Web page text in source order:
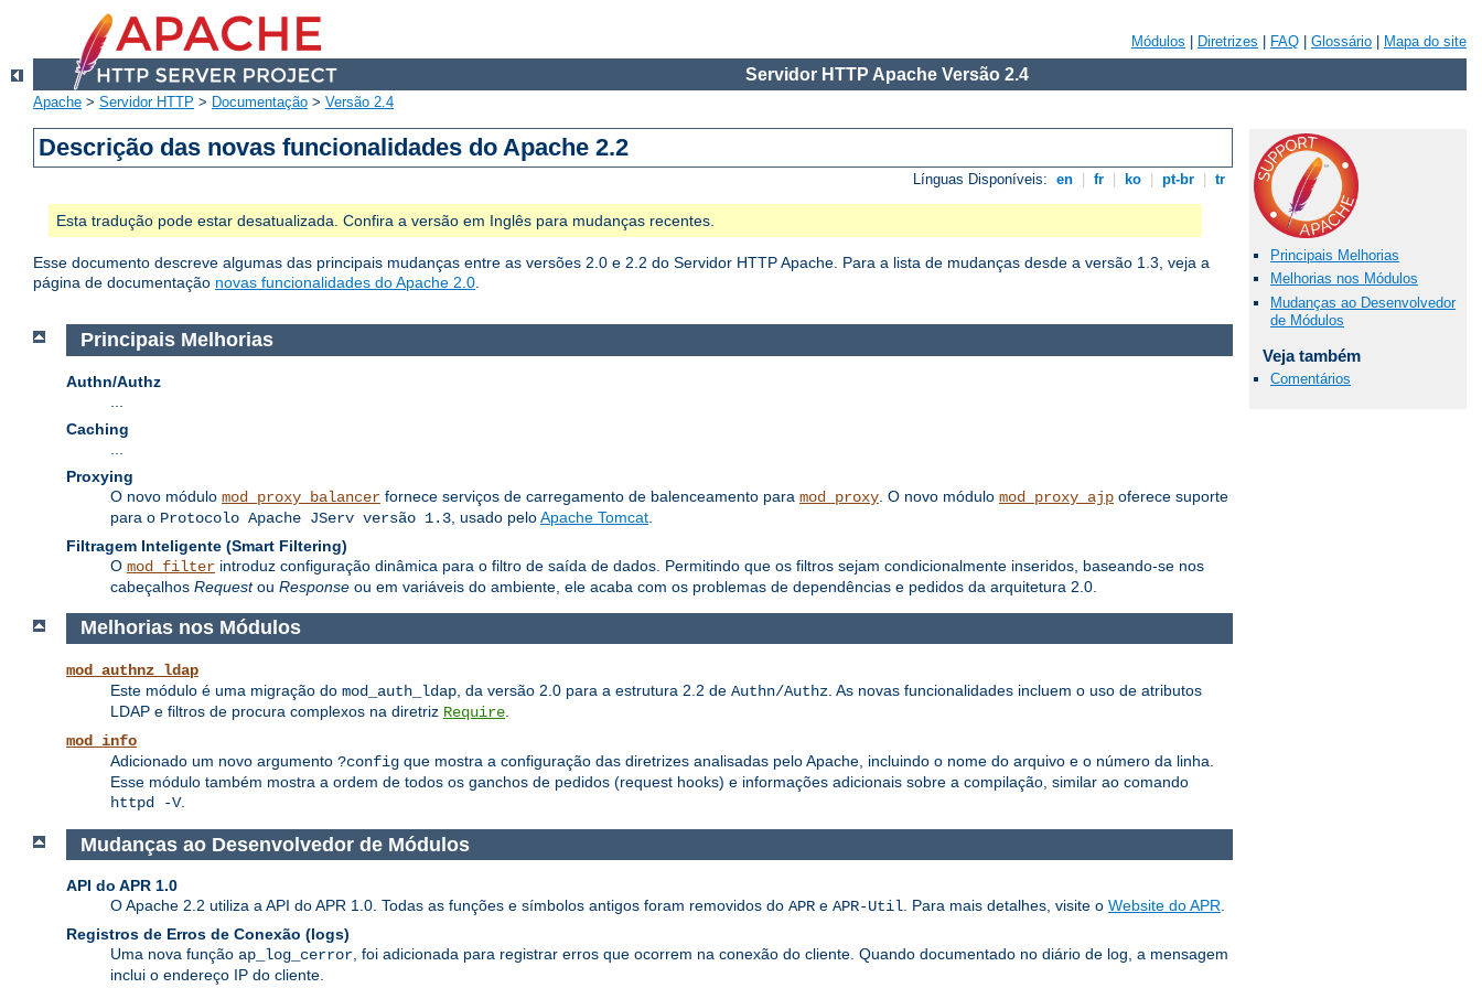
Módulos Diretrizes FAQ Glossário Mapa do site
Servidor HTTP Apache Versão 2.4
Apache > Servidor HTTP > Documentação > Versão 2.4
Descrição das novas funcionalidades do Apache 2.2
Línguas Disponíveis: en fr ko pt-br tr
Esta tradução pode estar desatualizada. Confira a versão em Inglês para mudanças recentes.
Esse documento descreve algumas das principais mudanças entre as versões 2.0 e 2.2 do Servidor HTTP Apache. Para a lista de mudanças desde a versão 1.3, veja a
página de documentação novas funcionalidades do Apache 2.0.
Principais Melhorias
Melhorias nos Módulos
Mudanças ao Desenvolvedor
de Módulos
Veja também
Comentários
Principais Melhorias
Authn/Authz
Caching
Proxying
O novo módulo mod_proxy_balancer fornece serviços de carregamento de balenceamento para mod_proxy . O novo módulo mod_proxy_ajp oferece suporte
para o Protocolo Apache JServ versão 1.3 , usado peloApache Tomcat
Filtragem Inteligente (Smart Filtering)
O mod_filter introduz configuração dinâmica para o filtro de saída de dados. Permitindo que os filtros sejam condicionalmente inseridos, baseando-se nos
cabeçalhos Requestou Response ou em variáveis do ambiente, ele acaba com os problemas de dependências e pedidos da arquitetura 2.0.
Melhorias nos Módulos
mod_authnz_ldap
Este módulo é uma migração do mod_auth_ldap , da versão 2.0 para a estrutura 2.2 de Authn/Authz . As novas funcionalidades incluem o uso de atributos
LDAP e filtros de procura complexos na diretriz Require
mod_info
Adicionado um novo argumento ?config que mostra a configuração das diretrizes analisadas pelo Apache, incluindo o nome do arquivo e o número da linha.
Esse módulo também mostra a ordem de todos os ganchos de pedidos (request hooks) e informações adicionais sobre a compilação, similar ao comando
httpd -V.
Mudanças ao Desenvolvedor de Módulos
API do APR 1.0
O Apache 2.2 utiliza a API do APR 1.0. Todas as funções e símbolos antigos foram removidos do APR e APR-Util. Para mais detalhes, visite o Website do APR.
Registros de Erros de Conexão (logs)
Uma nova função ap_log_cerror, foi adicionada para registrar erros que ocorrem na conexão do cliente. Quando documentado no diário de log, a mensagem
inclui o endereço IP do cliente.